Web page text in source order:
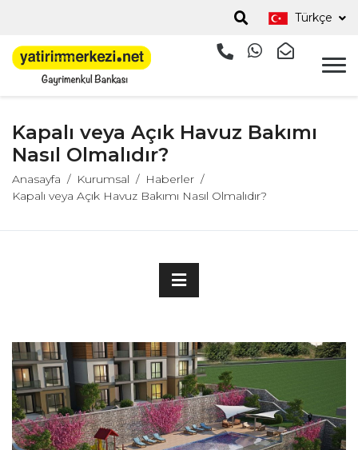
Türkçe
Kapalı veya Açık Havuz Bakımı
Nasıl Olmalıdır?
Anasayfa Kurumsal
Haberler
Kapalı veya Açık Havuz Bakımı Nasıl Olmalıdır?